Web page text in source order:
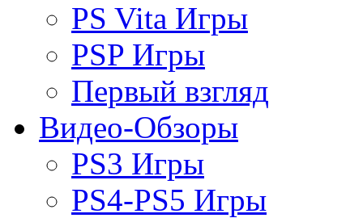
PS Vita Игры
PSP Игры
Первый взгляд
Видео-Обзоры
PS3 Игры
PS4-PS5 Игры